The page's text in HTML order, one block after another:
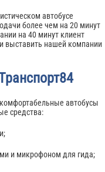
автобусе
более чем на 20 минут
на 40 минут клиент
выставить нашей компании
автобусы
средства:
и микрофоном для гида;